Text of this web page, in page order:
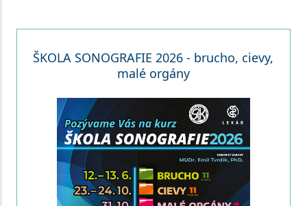
ŠKOLA SONOGRAFIE 2026 - brucho, cievy,
malé orgány